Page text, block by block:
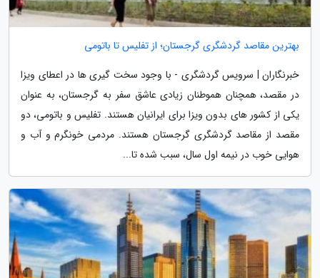
بهترین مقاصد گردشگری گرجستان؛ از تفلیس تا باتومی
خبرنگاران | سرویس گردشگری - با وجود سخت گیری ها در اعطای ویزا
در مقصد، همچنان هموطنان زیادی عاشق سفر به گرجستان، به عنوان
یکی از کشور های بدون ویزا برای ایرانیان هستند. تفلیس و باتومی، دو
مقصد از مقاصد گردشگری گرجستان هستند. مردمی خونگرم و آب و
هوایی خوب در نیمه اول سال، سبب شده تا...